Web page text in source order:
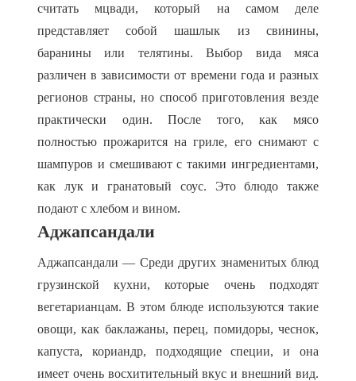
считать мцвади, который на самом деле
представляет собой шашлык из свинины,
баранины или телятины. Выбор вида мяса
различен в зависимости от времени года и разных
регионов страны, но способ приготовления везде
практически один. После того, как мясо
полностью прожарится на гриле, его снимают с
шампуров и смешивают с такими ингредиентами,
как лук и гранатовый соус. Это блюдо также
подают с хлебом и вином.
Аджапсандали
Аджапсандали — Среди других знаменитых блюд
грузинской кухни, которые очень подходят
вегетарианцам. В этом блюде используются такие
овощи, как баклажаны, перец, помидоры, чеснок,
капуста, кориандр, подходящие специи, и она
имеет очень восхитительный вкус и внешний вид.